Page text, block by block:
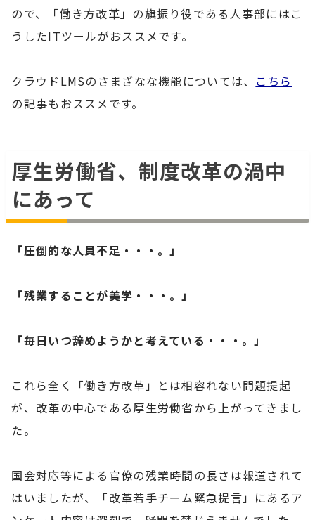
ので、「働き方改革」の旗振り役である人事部にはこ
うしたITツールがおススメです。
クラウドLMSのさまざなな機能については、 こちら
の記事もおススメです。
厚生労働省、制度改革の渦中
にあって
「圧倒的な人員不足・・・。」
「残業することが美学・・・。」
「毎日いつ辞めようかと考えている・・・。」
これら全く「働き方改革」とは相容れない問題提起
が、改革の中心である厚生労働省から上がってきまし
た。
国会対応等による官僚の残業時間の長さは報道されて
はいましたが、「改革若手チーム緊急提言」にあるア